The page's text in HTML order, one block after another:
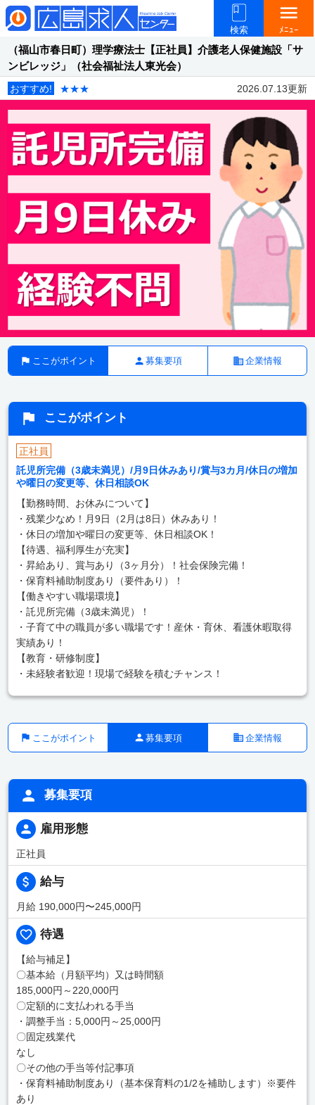
検索
menu
ﾒﾆｭｰ
（福山市春日町）理学療法士【正社員】介護老人保健施設「サ
ンビレッジ」（社会福祉法人東光会）
おすすめ! ★★★ 2026.07.13更新
ここがポイント 募集要項 企業情報
ここがポイント
正社員
託児所完備（3歳未満児）/月9日休みあり/賞与3カ月/休日の増加
や曜日の変更等、休日相談OK
【勤務時間、お休みについて】
・残業少なめ！月9日（2月は8日）休みあり！
・休日の増加や曜日の変更等、休日相談OK！
【待遇、福利厚生が充実】
・昇給あり、賞与あり（3ヶ月分）！社会保険完備！
・保育料補助制度あり（要件あり）！
【働きやすい職場環境】
・託児所完備（3歳未満児）！
・子育て中の職員が多い職場です！産休・育休、看護休暇取得
実績あり！
【教育・研修制度】
・未経験者歓迎！現場で経験を積むチャンス！
ここがポイント 募集要項 企業情報
募集要項
雇用形態
正社員
給与
月給 190,000円〜245,000円
待遇
【給与補足】
〇基本給（月額平均）又は時間額
185,000円～220,000円
〇定額的に支払われる手当
・調整手当：5,000円～25,000円
〇固定残業代
なし
〇その他の手当等付記事項
・保育料補助制度あり（基本保育料の1/2を補助します）※要件
あり